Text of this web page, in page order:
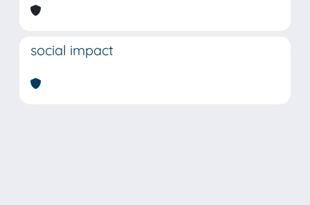
social impact